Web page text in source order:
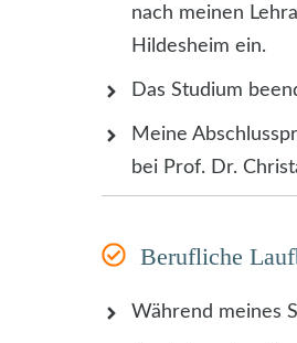
nach meinen
Hildesheim ein.
Das Studium
Meine
bei Prof. Dr.
Berufliche
Während meines